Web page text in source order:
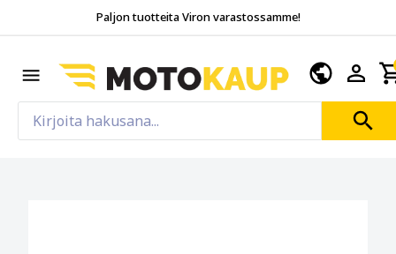
Paljon tuotteita Viron varastossamme!